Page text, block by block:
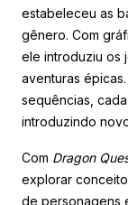
estabeleceu as
gênero. Com
ele introduziu os
aventuras
sequências,
introduzindo
Com Dragon
explorar
de personagens